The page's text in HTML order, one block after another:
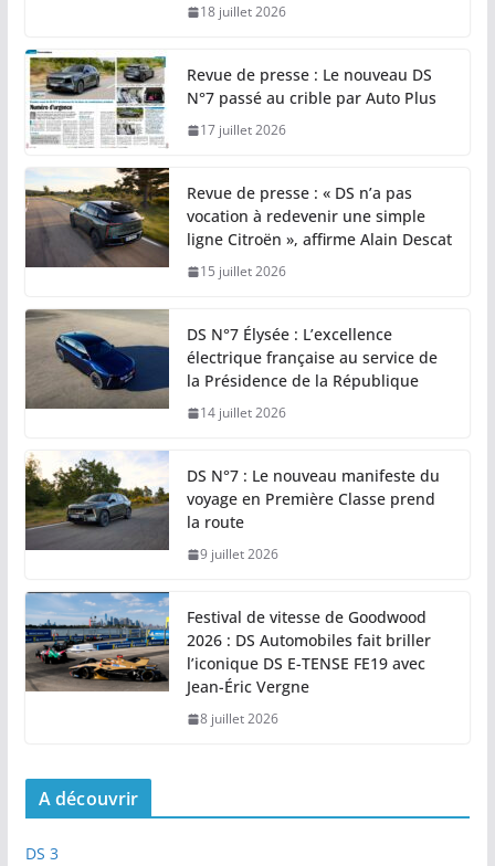
18 juillet 2026
Revue de presse : Le nouveau DS
N°7 passé au crible par Auto Plus
17 juillet 2026
Revue de presse : « DS n’a pas
vocation à redevenir une simple
ligne Citroën », affirme Alain Descat
15 juillet 2026
DS N°7 Élysée : L’excellence
électrique française au service de
la Présidence de la République
14 juillet 2026
DS N°7 : Le nouveau manifeste du
voyage en Première Classe prend
la route
9 juillet 2026
Festival de vitesse de Goodwood
2026 : DS Automobiles fait briller
l’iconique DS E-TENSE FE19 avec
Jean-Éric Vergne
8 juillet 2026
A découvrir
DS 3